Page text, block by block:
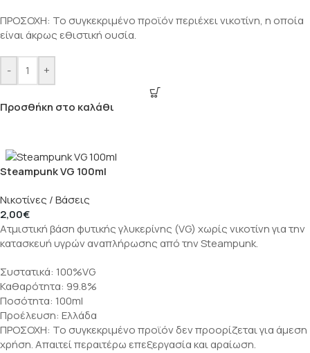
ΠΡΟΣΟΧΗ: Το συγκεκριμένο προϊόν περιέχει νικοτίνη, η οποία
είναι άκρως εθιστική ουσία.
- +
Προσθήκη στο καλάθι
Steampunk VG 100ml
Νικοτίνες / Βάσεις
2,00€
Ατμιστική βάση φυτικής γλυκερίνης (VG) χωρίς νικοτίνη για την
κατασκευή υγρών αναπλήρωσης από την Steampunk.
Συστατικά: 100%VG
Καθαρότητα: 99.8%
Ποσότητα: 100ml
Προέλευση: Ελλάδα
ΠΡΟΣΟΧΗ: Το συγκεκριμένο προϊόν δεν προορίζεται για άμεση
χρήση. Απαιτεί περαιτέρω επεξεργασία και αραίωση.